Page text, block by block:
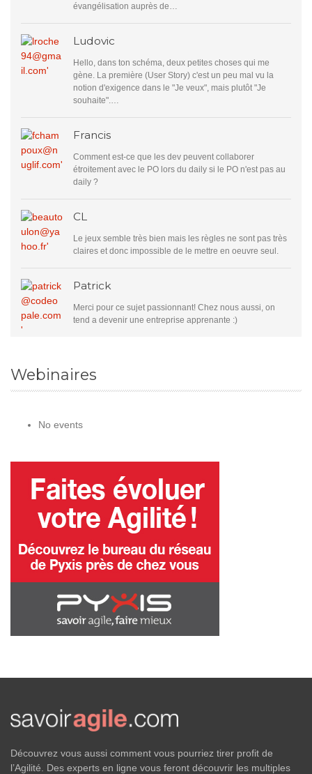
évangélisation auprès de…
Ludovic
Hello, dans ton schéma, deux petites choses qui me
gène. La première (User Story) c'est un peu mal vu la
notion d'exigence dans le "Je veux", mais plutôt "Je
souhaite".…
Francis
Comment est-ce que les dev peuvent collaborer
étroitement avec le PO lors du daily si le PO n'est pas au
daily ?
CL
Le jeux semble très bien mais les règles ne sont pas très
claires et donc impossible de le mettre en oeuvre seul.
Patrick
Merci pour ce sujet passionnant! Chez nous aussi, on
tend a devenir une entreprise apprenante :)
Webinaires
No events
Découvrez vous aussi comment vous pourriez tirer profit de
l’Agilité. Des experts en ligne vous feront découvrir les multiples